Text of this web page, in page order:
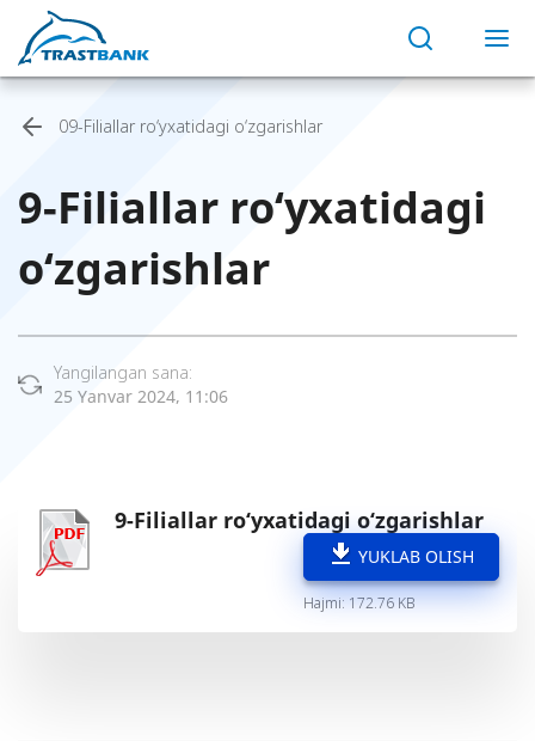
09-Filiallar ro‘yxatidagi o‘zgarishlar
9-Filiallar ro‘yxatidagi
o‘zgarishlar
Yangilangan sana:
25 Yanvar 2024, 11:06
9-Filiallar ro‘yxatidagi o‘zgarishlar
YUKLAB OLISH
Hajmi: 172.76 KB